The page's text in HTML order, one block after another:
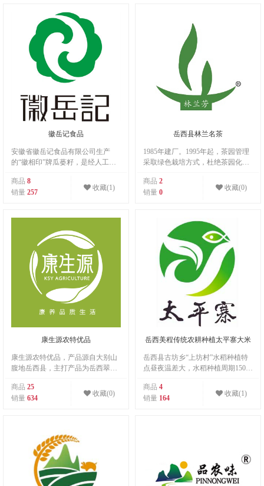
徽岳记食品
安徽省徽岳记食品有限公司生产
的“徽相印”牌瓜蒌籽，是经人工精
徽派手工炒制工艺精心加工而成，
其形均匀、丰腴、饱满，其味绵
商品 8
销量 257
收藏(1)
岳西县林兰名茶
1985年建厂。1995年起，茶园管理
采取绿色栽培方式，杜绝茶园化学
金属含量远低于国家、国际有机茶
标准。 2021年获评中国茶叶品质评
兰投资发展有限公司战略合作伙
伴。 林兰茶人践行“踏踏实实做
人，认认真真做茶”理念，立
志：“每一杯茶都值得您信赖。”
商品 2
销量 0
收藏(0)
康生源农特优品
康生源农特优品，产品源自大别山
腹地岳西县，主打产品为岳西翠
们始终坚持康养·品质·生活为宗
旨，致力于打造感动人心的区域优
商品 25
销量 634
收藏(0)
岳西美程传统农耕种植太平寨大米
岳西县古坊乡“上坊村”水稻种植特
点昼夜温差大，水稻种植周期150天
收割稻谷迟半个月。有句谚语:“身
上不绑三两棉，别到古坊来插田”意
商品 4
销量 164
收藏(1)